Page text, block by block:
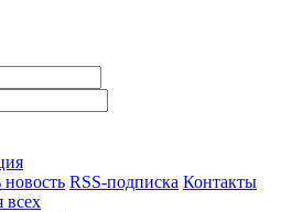
новость RSS-подписка Контакты
всех